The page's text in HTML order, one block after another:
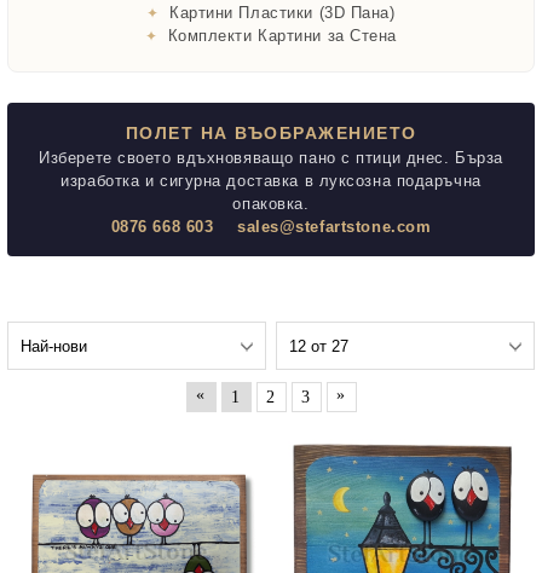
Картини Пластики (3D Пана)
Комплекти Картини за Стена
ПОЛЕТ НА ВЪОБРАЖЕНИЕТО
Изберете своето вдъхновяващо пано с птици днес. Бърза
изработка и сигурна доставка в луксозна подаръчна
опаковка.
0876 668 603
sales@stefartstone.com
« 1 2 3 »